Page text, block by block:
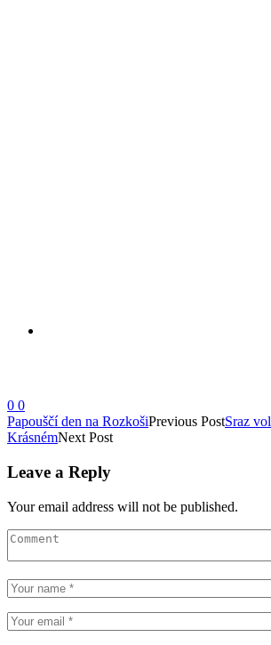
0 0
Papouščí den na RozkošiPrevious PostSraz
KrásnémNext Post
Leave a Reply
Your email address will not be published.